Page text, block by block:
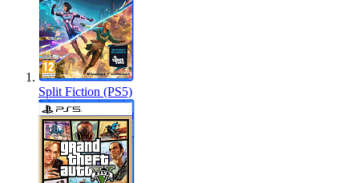
Split Fiction (PS5)